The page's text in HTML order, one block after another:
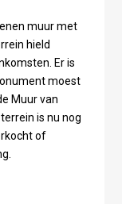
muur met
hield
Er is
moest
Muur van
is nu nog
of